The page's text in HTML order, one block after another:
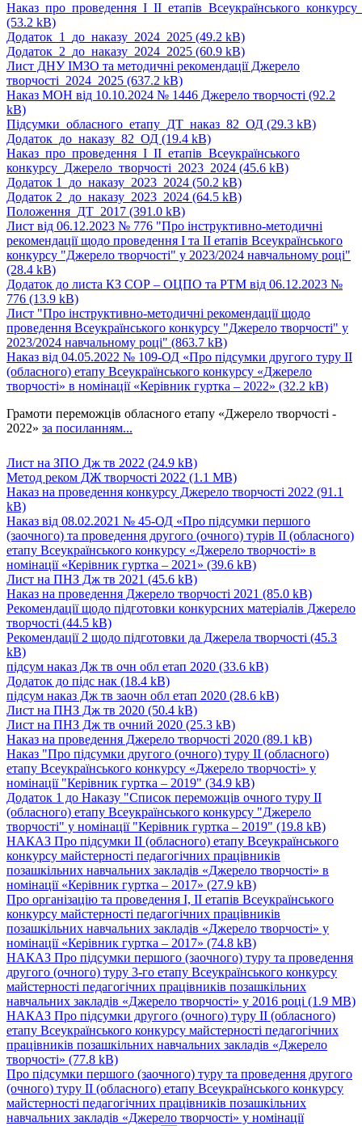
(53.2 kB)
Додаток_1_до_наказу_2024_2025 (49.2 kB)
Додаток_2_до_наказу_2024_2025 (60.9 kB)
Лист ДНУ ІМЗО та методичні рекомендації Джерело
творчості_2024_2025 (637.2 kB)
Наказ МОН від 10.10.2024 № 1446 Джерело творчості (92.2
kB)
Підсумки_обласного_етапу_ДТ_наказ_82_ОД (29.3 kB)
Додаток_до_наказу_82_ОД (19.4 kB)
Наказ_про_проведення_І_ІІ_етапів_Всеукраїнського
конкурсу_Джерело_творчості_2023_2024 (45.6 kB)
Додаток 1_до_наказу_2023_2024 (50.2 kB)
Додаток 2_до_наказу_2023_2024 (64.5 kB)
Положення_ДТ_2017 (391.0 kB)
Лист від 06.12.2023 № 776 "Про інструктивно-методичні
рекомендації щодо проведення І та ІІ етапів Всеукраїнського
конкурсу "Джерело творчості" у 2023/2024 навчальному році"
(28.4 kB)
Додаток до листа КЗ СОР – ОЦПО та РТМ від 06.12.2023 №
776 (13.9 kB)
Лист "Про інструктивно-методичні рекомендації щодо
проведення Всеукраїнського конкурсу "Джерело творчості" у
2023/2024 навчальному році" (863.7 kB)
Наказ від 04.05.2022 № 109-ОД «Про підсумки другого туру ІІ
(обласного) етапу Всеукраїнського конкурсу «Джерело
творчості» в номінації «Керівник гуртка – 2022» (32.2 kB)
Грамоти переможців обласного етапу «Джерело творчості -
2022» за посиланням...
Лист на ЗПО Дж тв 2022 (24.9 kB)
Метод реком ДЖ творчості 2022 (1.1 MB)
Наказ на проведення конкурсу Джерело творчості 2022 (91.1
kB)
Наказ від 08.02.2021 № 45-ОД «Про підсумки першого
(заочного) та проведення другого (очного) турів ІІ (обласного)
етапу Всеукраїнського конкурсу «Джерело творчості» в
номінації «Керівник гуртка – 2021» (39.6 kB)
Лист на ПНЗ Дж тв 2021 (45.6 kB)
Наказ на проведення Джерело творчості 2021 (85.0 kB)
Рекомендації щодо підготовки конкурсних матеріалів Джерело
творчості (44.5 kB)
Рекомендації 2 щодо підготовки да Джерела творчості (45.3
kB)
підсум наказ Дж тв очн обл етап 2020 (33.6 kB)
Додаток до підс нак (18.4 kB)
підсум наказ Дж тв заочн обл етап 2020 (28.6 kB)
Лист на ПНЗ Дж тв 2020 (50.4 kB)
Лист на ПНЗ Дж тв очний 2020 (25.3 kB)
Наказ на проведення Джерело творчості 2020 (89.1 kB)
Наказ "Про підсумки другого (очного) туру ІІ (обласного)
етапу Всеукраїнського конкурсу «Джерело творчості» у
номінації "Керівник гуртка – 2019" (34.9 kB)
Додаток 1 до Наказу "Список переможців очного туру ІІ
(обласного) етапу Всеукраїнського конкурсу "Джерело
творчості" у номінації "Керівник гуртка – 2019" (19.8 kB)
НАКАЗ Про підсумки ІІ (обласного) етапу Всеукраїнського
конкурсу майстерності педагогічних працівників
позашкільних навчальних закладів «Джерело творчості» в
номінації «Керівник гуртка – 2017» (27.9 kB)
Про організацію та проведення І, ІІ етапів Всеукраїнського
конкурсу майстерності педагогічних працівників
позашкільних навчальних закладів «Джерело творчості» у
номінації «Керівник гуртка – 2017» (74.8 kB)
НАКАЗ Про підсумки першого (заочного) туру та проведення
другого (очного) туру 3-го етапу Всеукраїнського конкурсу
майстерності педагогічних працівників позашкільних
навчальних закладів «Джерело творчості» у 2016 році (1.9 MB)
НАКАЗ Про підсумки другого (очного) туру ІІ (обласного)
етапу Всеукраїнського конкурсу майстерності педагогічних
працівників позашкільних навчальних закладів «Джерело
творчості» (77.8 kB)
Про підсумки першого (заочного) туру та проведення другого
(очного) туру ІІ (обласного) етапу Всеукраїнського конкурсу
майстерності педагогічних працівників позашкільних
навчальних закладів «Джерело творчості» у номінації